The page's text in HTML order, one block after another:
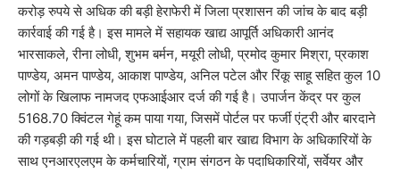
करोड़ रुपये से अधिक की बड़ी हेराफेरी में जिला प्रशासन की जांच के बाद बड़ी
कार्रवाई की गई है। इस मामले में सहायक खाद्य आपूर्ति अधिकारी आनंद
भारसाकले, रीना लोधी, शुभम बर्मन, मयूरी लोधी, प्रमोद कुमार मिश्रा, प्रकाश
पाण्डेय, अमन पाण्डेय, आकाश पाण्डेय, अनिल पटेल और रिंकू साहू सहित कुल 10
लोगों के खिलाफ नामजद एफआईआर दर्ज की गई है। उपार्जन केंद्र पर कुल
5168.70 क्विंटल गेहूं कम पाया गया, जिसमें पोर्टल पर फर्जी एंट्री और बारदाने
की गड़बड़ी की गई थी। इस घोटाले में पहली बार खाद्य विभाग के अधिकारियों के
साथ एनआरएलएम के कर्मचारियों, ग्राम संगठन के पदाधिकारियों, सर्वेयर और